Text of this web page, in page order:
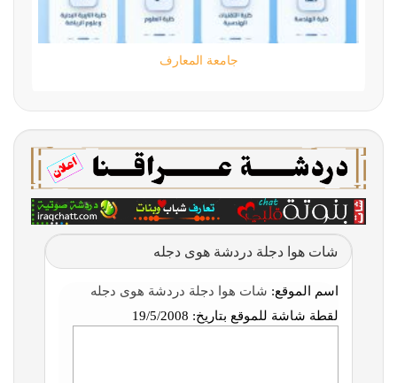
جامعة المعارف
شات هوا دجلة دردشة هوى دجله
اسم الموقع: شات هوا دجلة دردشة هوى دجله
لقطة شاشة للموقع بتاريخ: